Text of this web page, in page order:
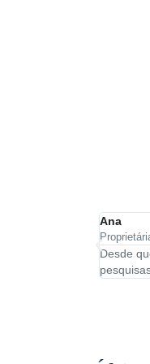
Ana
Desde